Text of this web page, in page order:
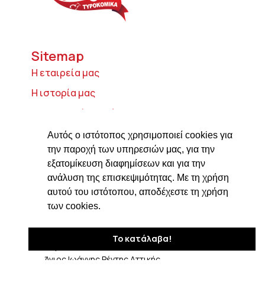
Αυτός ο ιστότοπος χρησιμοποιεί cookies για
την παροχή των υπηρεσιών μας, για την
εξατομίκευση διαφημίσεων και για την
ανάλυση της επισκεψιμότητας. Με τη χρήση
αυτού του ιστότοπου, αποδέχεστε τη χρήση
των cookies.
Το κατάλαβα!
Sitemap
Η εταιρεία μας
Η ιστορία μας
Τυροκομικά προϊόντα
Προϊόντα ιδρύματος Βαρώνου Μιχαήλ
Τοσίτσα
Delicatessen
Συνταγές
Επικοινωνία
Στοιχεία Επικοινωνίας
Άγιος Ιωάννης Ρέντης Αττικής